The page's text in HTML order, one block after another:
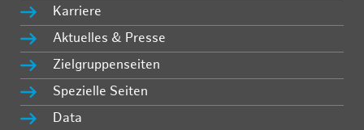
Karriere
Aktuelles & Presse
Zielgruppenseiten
Spezielle Seiten
Data